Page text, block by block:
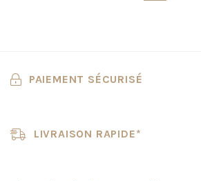
PAIEMENT SÉCURISÉ
LIVRAISON RAPIDE*